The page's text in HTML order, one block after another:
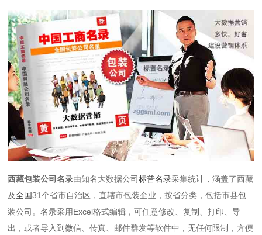
西藏包装公司名录由知名大数据公司标普名录采集统计，涵盖了西藏
及全国31个省市自治区，直辖市包装企业，按省分类，包括市县包
装公司。名录采用Excel格式编辑，可任意修改、复制、打印、导
出，或者导入到微信、传真、邮件群发等软件中，无任何限制，方便